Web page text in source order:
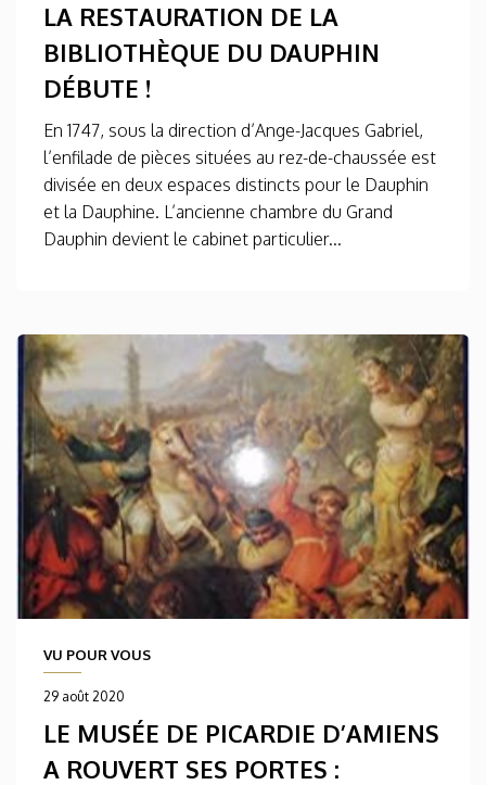
LA RESTAURATION DE LA
BIBLIOTHÈQUE DU DAUPHIN
DÉBUTE !
En 1747, sous la direction d’Ange-Jacques Gabriel,
l’enfilade de pièces situées au rez-de-chaussée est
divisée en deux espaces distincts pour le Dauphin
et la Dauphine. L’ancienne chambre du Grand
Dauphin devient le cabinet particulier...
VU POUR VOUS
29 août 2020
LE MUSÉE DE PICARDIE D’AMIENS
A ROUVERT SES PORTES :